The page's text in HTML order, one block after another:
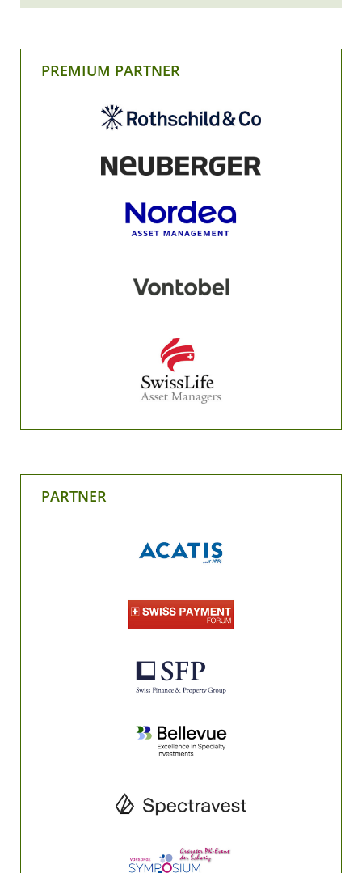
PREMIUM PARTNER
PARTNER